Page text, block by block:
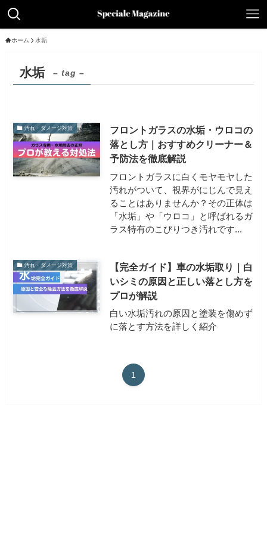
ホーム 水垢
水垢 – tag –
汚れ・ダメージ対策
フロントガラスの水垢・ウロコの
落とし方｜おすすめクリーナー＆
予防法を徹底解説
フロントガラスに白くモヤモヤした
汚れがついて、視界がにじんで見え
ることはありませんか？その正体は
「水垢」や「ウロコ」と呼ばれるガ
ラス特有のこびりつき汚れです...
汚れ・ダメージ対策
【完全ガイド】車の水垢取り｜白
いシミの原因と正しい落とし方を
プロが解説
白い水垢汚れの原因と塗装を傷めず
に落とす方法を詳しく紹介
1